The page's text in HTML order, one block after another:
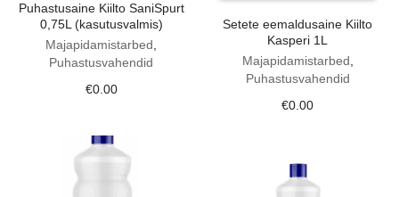
Puhastusaine Kiilto SaniSpurt
0,75L (kasutusvalmis)
Majapidamistarbed
Puhastusvahendid
€0.00
Setete eemaldusaine Kiilto
Kasperi 1L
Majapidamistarbed
Puhastusvahendid
€0.00